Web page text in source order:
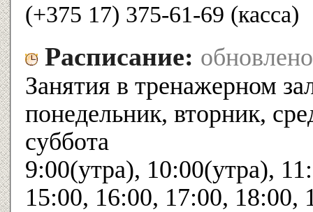
(+375 17) 375-61-69 (касса)
Расписание:
Занятия в тренажерном
понедельник, вторник,
суббота
9:00(утра), 10:00(утра),
15:00, 16:00, 17:00, 18:00,